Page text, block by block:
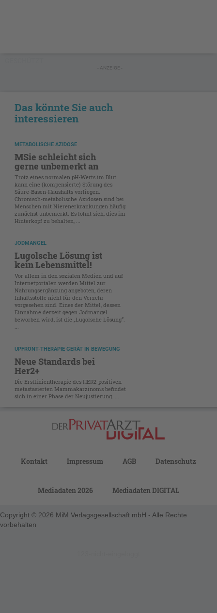
- ANZEIGE -
Das könnte Sie auch
interessieren
METABOLISCHE AZIDOSE
MSie schleicht sich
gerne unbemerkt an
Trotz eines normalen pH-Werts im Blut
kann eine (kompensierte) Störung des
Säure-Basen-Haushalts vorliegen.
Chronisch-metabolische Azidosen sind bei
Menschen mit Nierenerkrankungen häufig
zunächst unbemerkt. Es lohnt sich, dies im
Hinterkopf zu behalten, ...
JODMANGEL
Lugolsche Lösung ist
kein Lebensmittel!
Vor allem in den sozialen Medien und auf
Internetportalen werden Mittel zur
Nahrungsergänzung angeboten, deren
Inhaltsstoffe nicht für den Verzehr
vorgesehen sind. Eines der Mittel, dessen
Einnahme derzeit gegen Jodmangel
beworben wird, ist die „Lugolsche Lösung“.
UPFRONT-THERAPIE GERÄT IN BEWEGUNG
Neue Standards bei
Her2+
Die Erstlinientherapie des HER2-positiven
metastasierten Mammakarzinoms befindet
sich in einer Phase der Neujustierung. ...
Kontakt Impressum AGB Datenschutz
Mediadaten 2026 Mediadaten DIGITAL
Copyright © 2026 MiM Verlagsgesellschaft mbH - Alle Rechte
vorbehalten